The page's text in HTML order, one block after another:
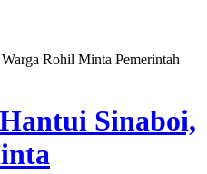
Sinaboi,